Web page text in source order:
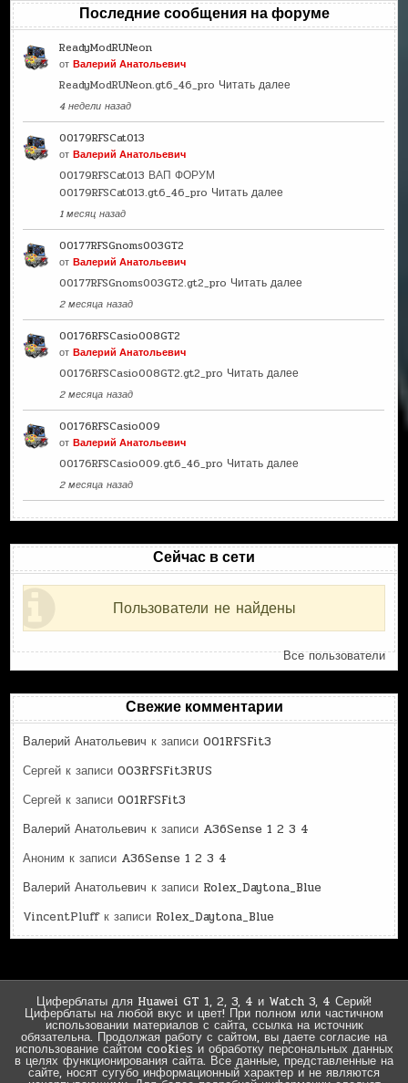
Последние сообщения на форуме
ReadyModRUNeon
отВалерий Анатольевич
ReadyModRUNeon.gt6_46_pro Читать далее
4 недели назад
00179RFSCat013
отВалерий Анатольевич
00179RFSCat013 ВАП ФОРУМ
00179RFSCat013.gt6_46_pro Читать далее
1 месяц назад
00177RFSGnoms003GT2
отВалерий Анатольевич
00177RFSGnoms003GT2.gt2_pro Читать далее
2 месяца назад
00176RFSCasio008GT2
отВалерий Анатольевич
00176RFSCasio008GT2.gt2_pro Читать далее
2 месяца назад
00176RFSCasio009
отВалерий Анатольевич
00176RFSCasio009.gt6_46_pro Читать далее
2 месяца назад
Сейчас в сети
Пользователи не найдены
Все пользователи
Свежие комментарии
Валерий Анатольевич к записи001RFSFit3
Сергей к записи003RFSFit3RUS
Сергей к записи001RFSFit3
Валерий Анатольевич к записи A36Sense 1 2 3 4
Аноним к записи A36Sense 1 2 3 4
Валерий Анатольевич к записи Rolex_Daytona_Blue
VincentPluffк записи Rolex_Daytona_Blue
Циферблаты для Huawei GT 1, 2, 3, 4 и Watch 3, 4 Серий!
Циферблаты на любой вкус и цвет! При полном или частичном
использовании материалов с сайта, ссылка на источник
обязательна. Продолжая работу с сайтом, вы даете согласие на
использование сайтом cookies и обработку персональных данных
в целях функционирования сайта. Все данные, представленные на
сайте, носят сугубо информационный характер и не являются